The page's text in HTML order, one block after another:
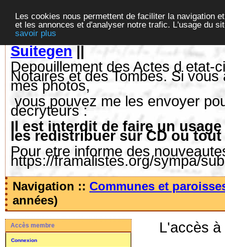
Les cookies nous permettent de faciliter la navigation
et les annonces et d'analyser notre trafic. L'usage du
savoir plus
Suitegen||
Depouillement des Actes d etat-
Notaires et des Tombes. Si
mes photos,
vous pouvez me les envoyer
decryteurs :
Il est interdit de faire un
les redistribuer sur CD ou
Pour etre informe des
https://framalistes.org/sympa/
Navigation :: Communes et
années)
Accès membre
Connexion
L'accès